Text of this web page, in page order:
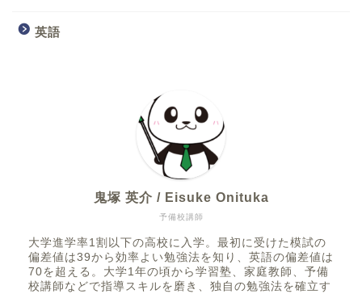
英語
予備校講師
鬼塚 英介 / Eisuke Onituka
大学進学率1割以下の高校に入学。最初に受けた模試の
偏差値は39から効率よい勉強法を知り、英語の偏差値は
70を超える。大学1年の頃から学習塾、家庭教師、予備
校講師などで指導スキルを磨き、独自の勉強法を確立す